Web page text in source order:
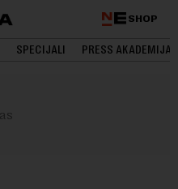
SHOP
SPECIJALI PRESS AKADEMIJA